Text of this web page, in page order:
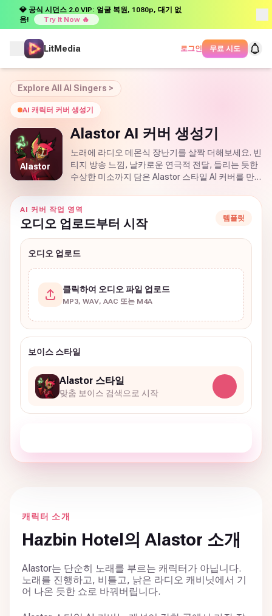
💎 공식 시던스 2.0 VIP: 얼굴 복원, 1080p, 대기 없
음!
Try It Now 🔥
LitMedia 로그인 무료 시도
Explore All AI Singers >
AI 캐릭터 커버 생성기
Alastor
Alastor AI 커버 생성기
노래에 라디오 데몬식 장난기를 살짝 더해보세요. 빈
티지 방송 느낌, 날카로운 연극적 전달, 들리는 듯한
수상한 미소까지 담은 Alastor 스타일 AI 커버를 만
AI 커버 작업 영역
오디오 업로드부터 시작 템플릿
오디오 업로드
클릭하여 오디오 파일 업로드
MP3, WAV, AAC 또는 M4A
보이스 스타일
Alastor 스타일
맞춤 보이스 검색으로 시작
캐릭터 소개
Hazbin Hotel의 Alastor 소개
Alastor는 단순히 노래를 부르는 캐릭터가 아닙니다.
노래를 진행하고, 비틀고, 낡은 라디오 캐비닛에서 기
어 나온 듯한 쇼로 바꿔버립니다.